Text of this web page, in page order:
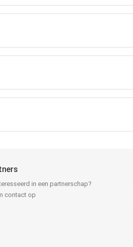
in een partnerschap?
contact op